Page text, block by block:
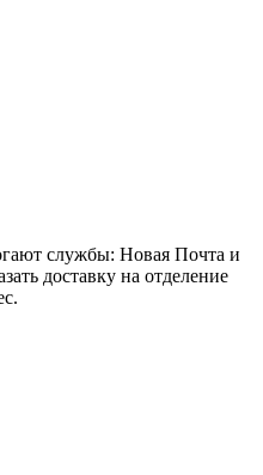
службы: Новая Почта и
доставку на отделение